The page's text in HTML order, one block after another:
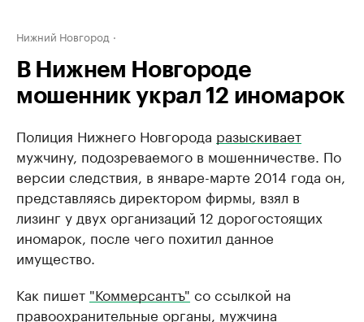
Нижний Новгород
В Нижнем Новгороде
мошенник украл 12 иномарок
Полиция Нижнего Новгорода разыскивает
мужчину, подозреваемого в мошенничестве. По
версии следствия, в январе-марте 2014 года он,
представляясь директором фирмы, взял в
лизинг у двух организаций 12 дорогостоящих
иномарок, после чего похитил данное
имущество.
Как пишет "Коммерсантъ" со ссылкой на
правоохранительные органы, мужчина